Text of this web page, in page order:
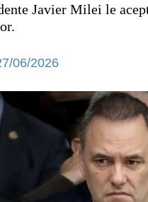
y campo
Javier Milei le
06/2026